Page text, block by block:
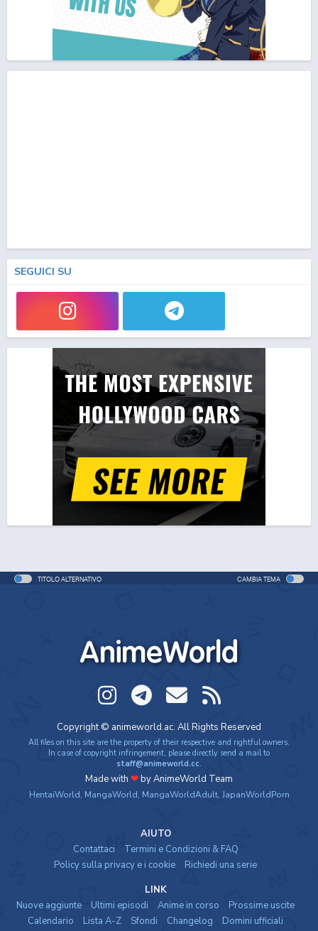
SEGUICI SU
TITOLO ALTERNATIVO CAMBIA TEMA
AnimeWorld
Copyright © animeworld.ac. All Rights Reserved
All files on this site are the property of their respective and rightful owners.
In case of copyright infringement, please directly send a mail to
staff@animeworld.cc.
Made with ❤by AnimeWorld Team
HentaiWorld, MangaWorld, MangaWorldAdult, JapanWorldPorn
AIUTO
Contattaci
Termini e Condizioni & FAQ
Policy sulla privacy e i cookie
Richiedi una serie
LINK
Nuove aggiunte
Ultimi episodi Anime in corso
Prossime uscite
Calendario
Lista A-Z Sfondi Changelog Domini ufficiali